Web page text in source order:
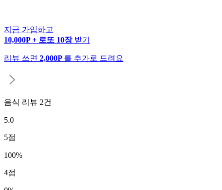
지금 가입하고
10,000P + 로또 10장 받기
리뷰 쓰면 2,000P 를 추가로 드려요
음식 리뷰 2건
5.0
5점
100%
4점